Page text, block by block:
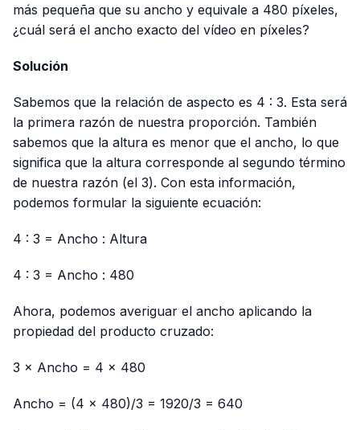
más pequeña que su ancho y equivale a 480 píxeles,
¿cuál será el ancho exacto del vídeo en píxeles?
Solución
Sabemos que la relación de aspecto es 4 : 3. Esta será
la primera razón de nuestra proporción. También
sabemos que la altura es menor que el ancho, lo que
significa que la altura corresponde al segundo término
de nuestra razón (el 3). Con esta información,
podemos formular la siguiente ecuación:
4 : 3 = Ancho : Altura
4 : 3 = Ancho : 480
Ahora, podemos averiguar el ancho aplicando la
propiedad del producto cruzado:
3 × Ancho = 4 × 480
Ancho = (4 × 480)/3 = 1920/3 = 640